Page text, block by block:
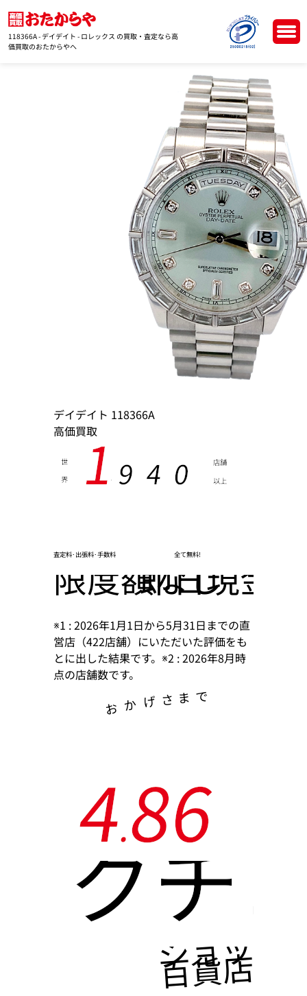
118366A - デイデイト - ロレックス の買取・査定なら高
価買取のおたからやへ
デイデイト 118366A
高価買取
世
界
店舗
以上
1, 9 4 0
査定料･出張料･手数料 全て無料!
限度額なし
即日現金
※1 : 2026年1月1日から5月31日までの直
営店（422店舗）にいただいた評価をも
とに出した結果です。※2 : 2026年8月時
点の店舗数です。
お か げ さ ま で
4.
86
クチ
ショッピ
百貨店に